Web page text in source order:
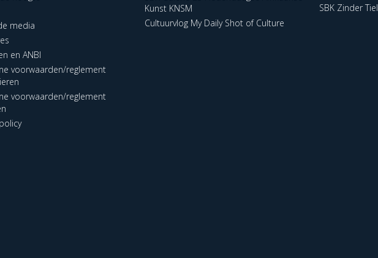
media
en ANBI
voorwaarden/reglement
voorwaarden/reglement
Kunst KNSM
Cultuurvlog My Daily Shot of Culture
SBK Zinder Tiel